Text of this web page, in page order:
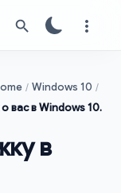
Windows 10
вас в Windows 10.
в